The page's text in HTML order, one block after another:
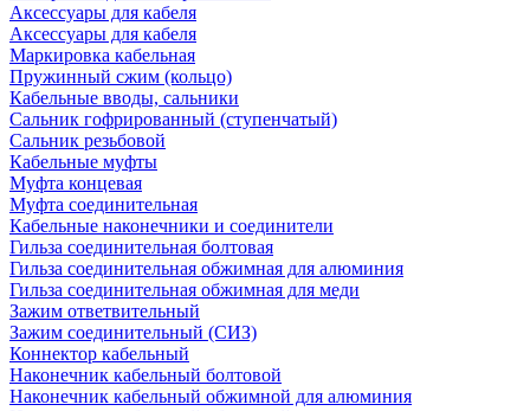
Аксессуары для кабеля
Аксессуары для кабеля
Маркировка кабельная
Пружинный сжим (кольцо)
Кабельные вводы, сальники
Сальник гофрированный (ступенчатый)
Сальник резьбовой
Кабельные муфты
Муфта концевая
Муфта соединительная
Кабельные наконечники и соединители
Гильза соединительная болтовая
Гильза соединительная обжимная для алюминия
Гильза соединительная обжимная для меди
Зажим ответвительный
Зажим соединительный (СИЗ)
Коннектор кабельный
Наконечник кабельный болтовой
Наконечник кабельный обжимной для алюминия